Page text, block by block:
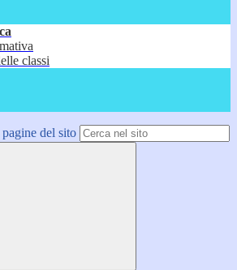
classi
del sito